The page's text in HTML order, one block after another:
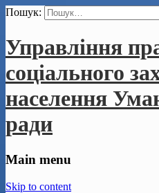
Пошук:
Управління
соціального
населення
ради
Main menu
Skip to content